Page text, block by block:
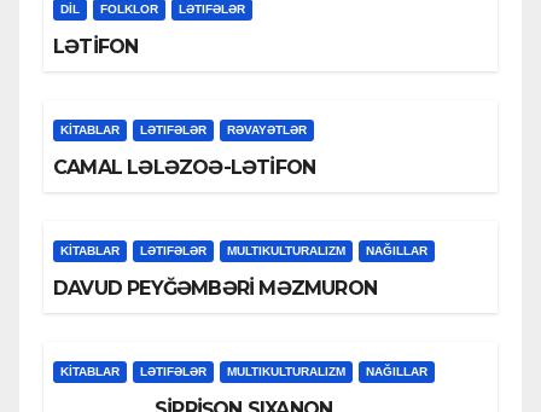
DİL FOLKLOR LƏTIFƏLƏR
LƏTİFON
KİTABLAR LƏTIFƏLƏR RƏVAYƏTLƏR
CAMAL LƏLƏZOƏ-LƏTİFON
KİTABLAR LƏTIFƏLƏR MULTIKULTURALIZM NAĞILLAR
DAVUD PEYĞƏMBƏRİ MƏZMURON
KİTABLAR LƏTIFƏLƏR MULTIKULTURALIZM NAĞILLAR